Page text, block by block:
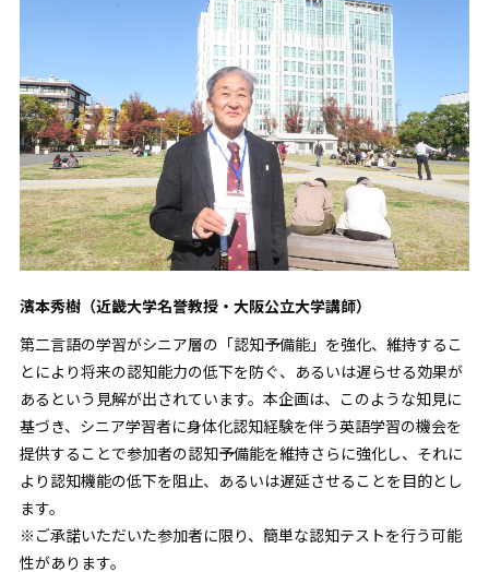
濱本秀樹（近畿大学名誉教授・大阪公立大学講師）
第二言語の学習がシニア層の「認知予備能」を強化、維持するこ
とにより将来の認知能力の低下を防ぐ、あるいは遅らせる効果が
あるという見解が出されています。本企画は、このような知見に
基づき、シニア学習者に身体化認知経験を伴う英語学習の機会を
提供することで参加者の認知予備能を維持さらに強化し、それに
より認知機能の低下を阻止、あるいは遅延させることを目的とし
ます。
※ご承諾いただいた参加者に限り、簡単な認知テストを行う可能
性があります。